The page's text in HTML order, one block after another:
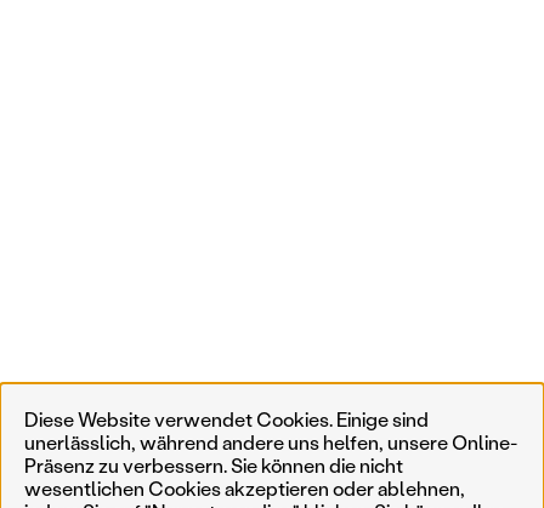
Diese Website verwendet Cookies. Einige sind
unerlässlich, während andere uns helfen, unsere Online-
Präsenz zu verbessern. Sie können die nicht
wesentlichen Cookies akzeptieren oder ablehnen,